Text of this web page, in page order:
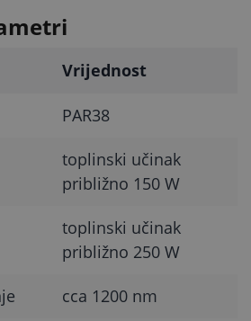
Vrijednost
PAR38
toplinski učinak
približno 150 W
toplinski učinak
približno 250 W
cca 1200 nm